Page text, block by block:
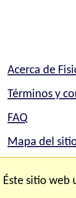
Acerca de
Términos y
FAQ
Mapa del
Éste sitio web